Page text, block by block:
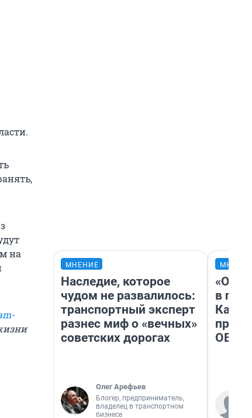
на
МНЕНИЕ
Наследие, которое
чудом не развалилось:
транспортный эксперт
разнес миф о «вечных»
советских дорогах
Олег Арефьев
Блогер, предприниматель,
владелец в транспортном
бизнесе
в
Как в
ОВЗ